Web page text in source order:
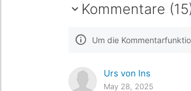
Kommentare
Um die
Urs von Ins
May 28, 2025